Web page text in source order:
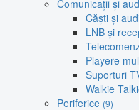
Comunicații și
Căști și
LNB și
Playere
Suporturi
Walkie
Periferice (9)